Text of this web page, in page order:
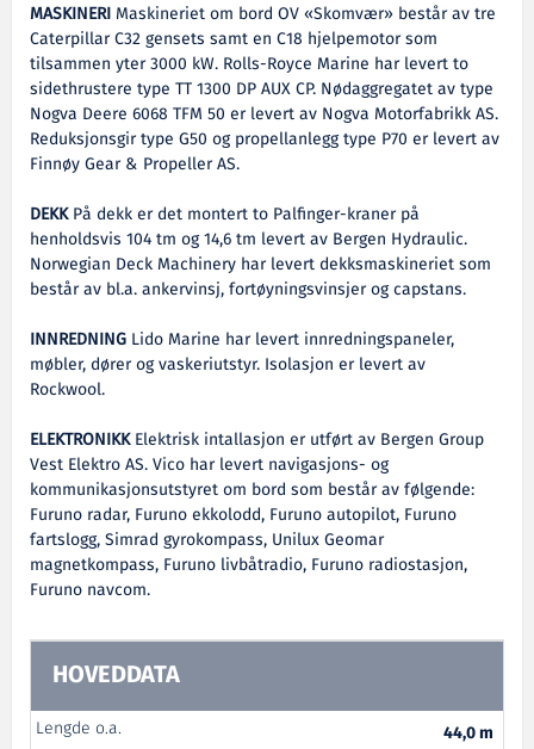
MASKINERIMaskineriet om bord OV «Skomvær» består av tre
Caterpillar C32 gensets samt en C18 hjelpemotor som
tilsammen yter 3000 kW. Rolls-Royce Marine har levert to
sidethrustere type TT 1300 DP AUX CP. Nødaggregatet av type
Nogva Deere 6068 TFM 50 er levert av Nogva Motorfabrikk AS.
Reduksjonsgir type G50 og propellanlegg type P70 er levert av
Finnøy Gear & Propeller AS.
DEKKPå dekk er det montert to Palfinger-kraner på
henholdsvis 104 tm og 14,6 tm levert av Bergen Hydraulic.
Norwegian Deck Machinery har levert dekksmaskineriet som
består av bl.a. ankervinsj, fortøyningsvinsjer og capstans.
INNREDNING Lido Marine har levert innredningspaneler,
møbler, dører og vaskeriutstyr. Isolasjon er levert av
Rockwool.
ELEKTRONIKKElektrisk intallasjon er utført av Bergen Group
Vest Elektro AS. Vico har levert navigasjons- og
kommunikasjonsutstyret om bord som består av følgende:
Furuno radar, Furuno ekkolodd, Furuno autopilot, Furuno
fartslogg, Simrad gyrokompass, Unilux Geomar
magnetkompass, Furuno livbåtradio, Furuno radiostasjon,
Furuno navcom.
HOVEDDATA
Lengde o.a.
44,0 m